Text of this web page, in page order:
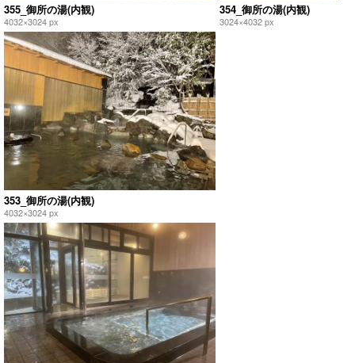
355_御所の湯(内観)
4032×3024 px
354_御所の湯(内観)
3024×4032 px
353_御所の湯(内観)
4032×3024 px